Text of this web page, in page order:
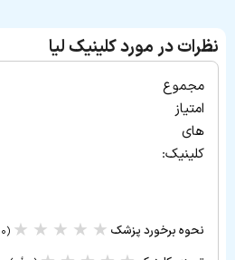
نظرات در مورد کلینیک لیا
مجموع
امتیاز
های
کلینیک:
نحوه برخورد پزشک ★
★
★
★
★ (۰ رأی)